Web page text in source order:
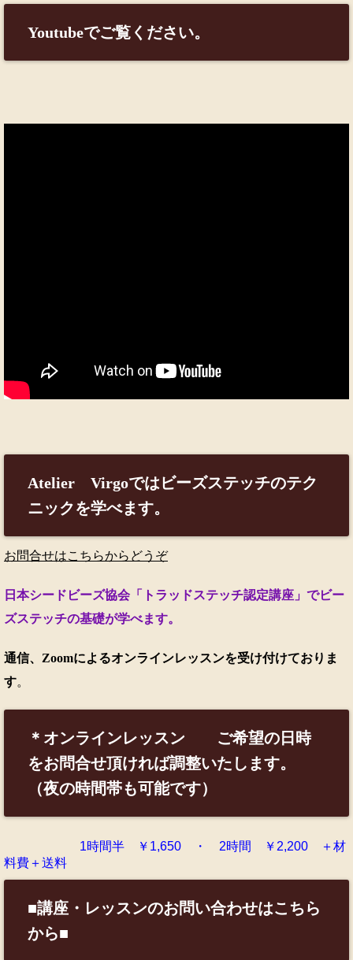
Youtubeでご覧ください。
Atelier Virgoではビーズステッチのテク
ニックを学べます。
お問合せはこちらからどうぞ
日本シードビーズ協会「トラッドステッチ認定講座」でビー
ズステッチの基礎が学べます。
通信、Zoomによるオンラインレッスンを受け付けておりま
す。
＊オンラインレッスン ご希望の日時
をお問合せ頂ければ調整いたします。
（夜の時間帯も可能です）
1時間半 ￥1,650 ・ 2時間 ￥2,200 ＋材
料費＋送料
■講座・レッスンのお問い合わせはこちら
から■